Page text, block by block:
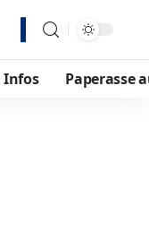
Infos Paperasse